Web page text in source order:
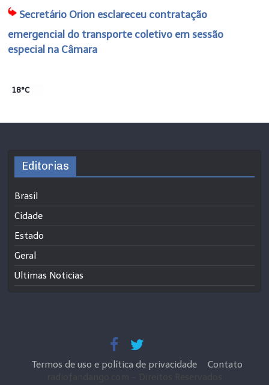
Secretário Orion esclareceu contratação
emergencial do transporte coletivo em sessão
especial na Câmara
18°C
Editorias
Brasil
Cidade
Estado
Geral
Ultimas Noticias
Termos de uso e política de privacidade
Contato